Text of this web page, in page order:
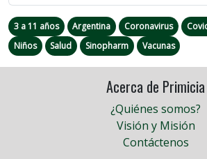
3 a 11 años Argentina Coronavirus
Niños
Salud Sinopharm Vacunas
Acerca de Primicia
¿Quiénes somos?
Visión y Misión
Contáctenos